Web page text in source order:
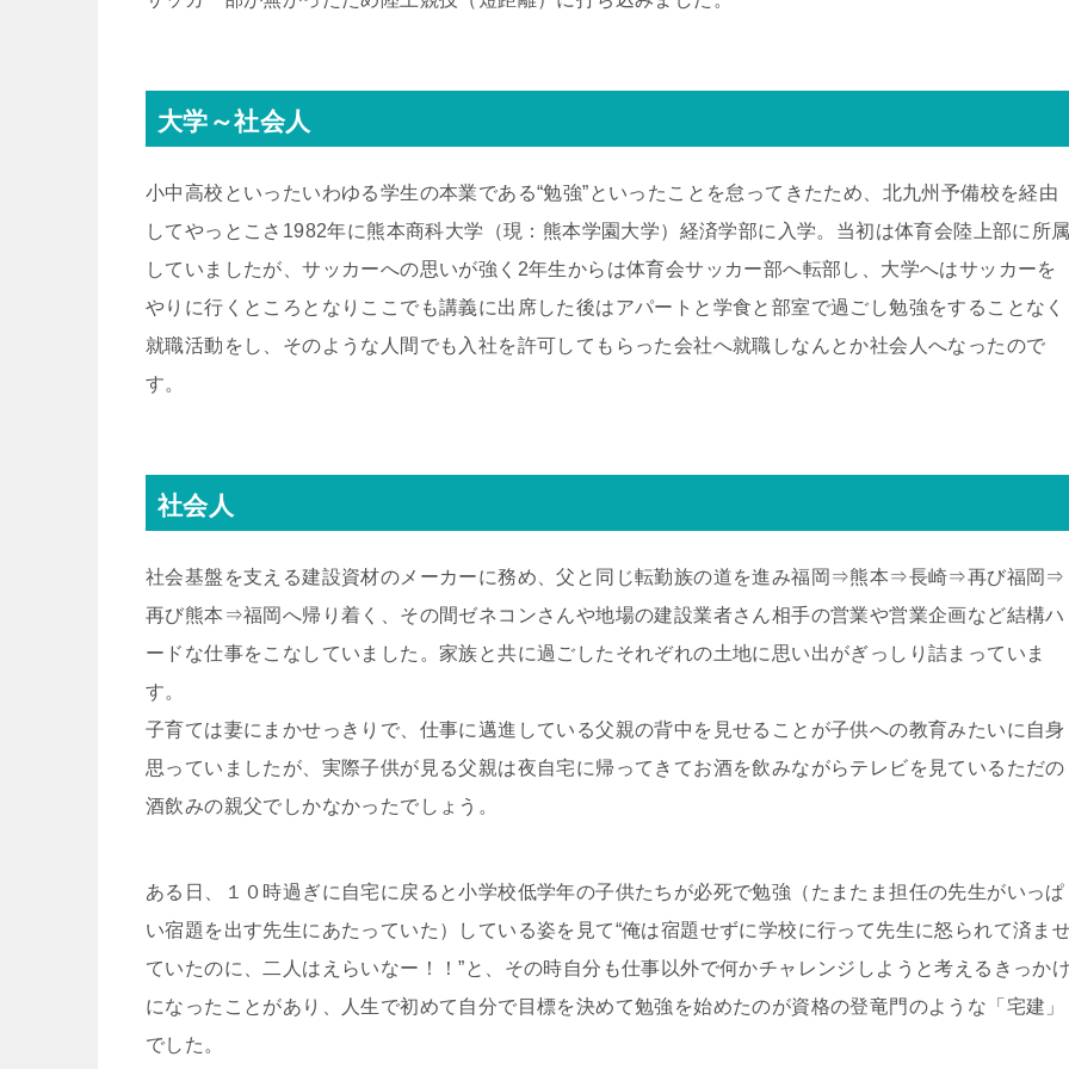
大学～社会人
小中高校といったいわゆる学生の本業である“勉強”といったことを怠ってきたため、北九州予備校を経由
してやっとこさ1982年に熊本商科大学（現：熊本学園大学）経済学部に入学。当初は体育会陸上部に所
していましたが、サッカーへの思いが強く2年生からは体育会サッカー部へ転部し、大学へはサッカーを
やりに行くところとなりここでも講義に出席した後はアパートと学食と部室で過ごし勉強をすることなく
就職活動をし、そのような人間でも入社を許可してもらった会社へ就職しなんとか社会人へなったので
す。
社会人
社会基盤を支える建設資材のメーカーに務め、父と同じ転勤族の道を進み福岡⇒熊本⇒長崎⇒再び福岡⇒
再び熊本⇒福岡へ帰り着く、その間ゼネコンさんや地場の建設業者さん相手の営業や営業企画など結構ハ
ードな仕事をこなしていました。家族と共に過ごしたそれぞれの土地に思い出がぎっしり詰まっていま
す。
子育ては妻にまかせっきりで、仕事に邁進している父親の背中を見せることが子供への教育みたいに自身
思っていましたが、実際子供が見る父親は夜自宅に帰ってきてお酒を飲みながらテレビを見ているただの
酒飲みの親父でしかなかったでしょう。
ある日、１０時過ぎに自宅に戻ると小学校低学年の子供たちが必死で勉強（たまたま担任の先生がいっぱ
い宿題を出す先生にあたっていた）している姿を見て“俺は宿題せずに学校に行って先生に怒られて済ま
ていたのに、二人はえらいなー！！”と、その時自分も仕事以外で何かチャレンジしようと考えるきっか
になったことがあり、人生で初めて自分で目標を決めて勉強を始めたのが資格の登竜門のような「宅建」
でした。